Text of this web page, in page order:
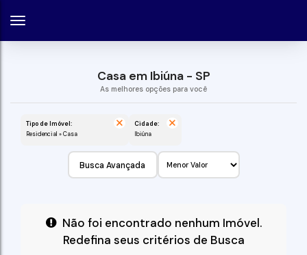
Casa em Ibiúna - SP
Tipo de Imóvel:
Residencial » Casa
Cidade:
Ibiúna
Busca Avançada
Não foi encontrado nenhum Imóvel.
Redefina seus critérios de Busca